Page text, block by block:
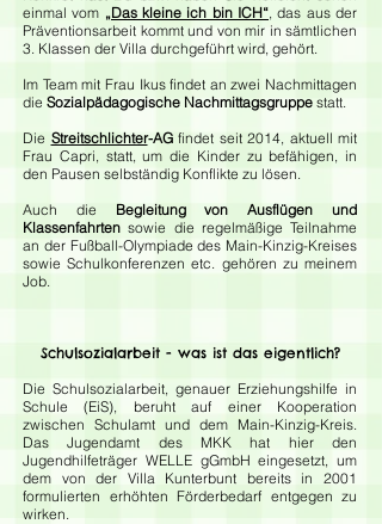
einmal vom „Das kleine ich bin ICH“, das aus der
Präventionsarbeit kommt und von mir in sämtlichen
3. Klassen der Villa durchgeführt wird, gehört.
Im Team mit Frau Ikus findet an zwei Nachmittagen
die Sozialpädagogische Nachmittagsgruppe statt.
Die Streitschlichter-AGfindet seit 2014, aktuell mit
Frau Capri, statt, um die Kinder zu befähigen, in
den Pausen selbständig Konflikte zu lösen.
Auch die Begleitung von Ausflügen und
Klassenfahrten sowie die regelmäßige Teilnahme
an der Fußball-Olympiade des Main-Kinzig-Kreises
sowie Schulkonferenzen etc. gehören zu meinem
Job.
Schulsozialarbeit - was ist das eigentlich?
Die Schulsozialarbeit, genauer Erziehungshilfe in
Schule (EiS), beruht auf einer Kooperation
zwischen Schulamt und dem Main-Kinzig-Kreis.
Das Jugendamt des MKK hat hier den
Jugendhilfeträger WELLE gGmbH eingesetzt, um
dem von der Villa Kunterbunt bereits in 2001
formulierten erhöhten Förderbedarf entgegen zu
wirken.